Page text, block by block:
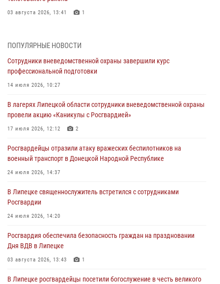
03 августа 2026, 13:41 1
(видео)
Росгвардия обеспечила охрану порядка во время проведения
фестивалей в Липецке
Сотрудники Росгвардии продолжают контроль безопасности
детских оздоровительно-образовательных объектов в Липецкой
31 июля 2026, 14:17
Росгвардия обеспечивает безопасность граждан на южном
1
ПОПУЛЯРНЫЕ НОВОСТИ
Сотрудники вневедомственной охраны завершили курс
профессиональной подготовки
14 июля 2026, 10:27
В лагерях Липецкой области сотрудники вневедомственной охраны
провели акцию «Каникулы с Росгвардией»
17 июля 2026, 12:12 2
Росгвардейцы отразили атаку вражеских беспилотников на
военный транспорт в Донецкой Народной Республике
24 июля 2026, 14:37
В Липецке священнослужитель встретился с сотрудниками
Росгвардии
24 июля 2026, 14:20
Росгвардия обеспечила безопасность граждан на праздновании
Дня ВДВ в Липецке
03 августа 2026, 13:43 1
В Липецке росгвардейцы посетили богослужение в честь великого